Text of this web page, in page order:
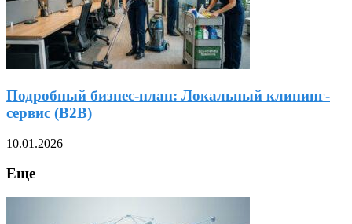
Подробный бизнес-план: Локальный клининг-
сервис (B2B)
10.01.2026
Еще